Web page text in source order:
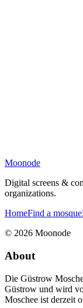
Moonode
Digital screens &
organizations.
HomeFind a mosque
© 2026 Moonode
About
Die Güstrow
Güstrow und wird
Moschee ist derzeit